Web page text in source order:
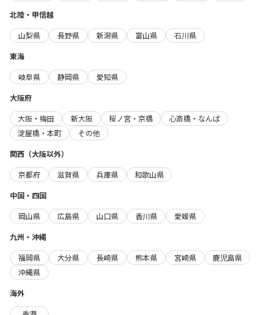
北陸・甲信越
山梨県
長野県 新潟県 富山県
石川県
東海
岐阜県
静岡県
愛知県
大阪府
大阪・梅田
新大阪 桜ノ宮・京橋
心斎橋・なんば
淀屋橋・本町
その他
関西（大阪以外）
京都府
滋賀県 兵庫県
和歌山県
中国・四国
岡山県
広島県 山口県 香川県
愛媛県
九州・沖縄
福岡県
大分県 長崎県 熊本県 宮崎県
鹿児島県
沖縄県
海外